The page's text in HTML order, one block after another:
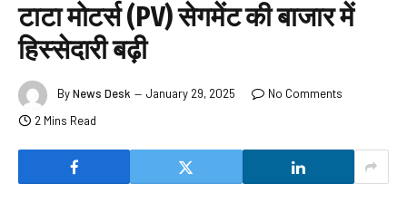
टाटा मोटर्स (PV) सेगमेंट की बाजार में
हिस्सेदारी बढ़ी
ByNews Desk January 29, 2025
No Comments
2 Mins Read